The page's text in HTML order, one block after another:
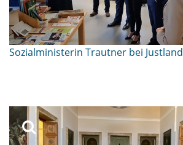
Sozialministerin Trautner bei Justland